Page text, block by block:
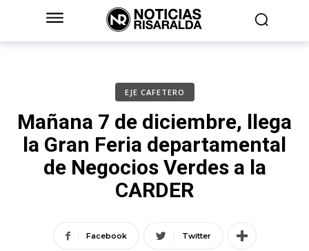
EJE CAFETERO
Mañana 7 de diciembre, llega
la Gran Feria departamental
de Negocios Verdes a la
CARDER
Facebook Twitter